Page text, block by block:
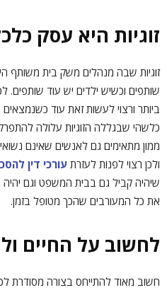
זוגיות היא עסק
זוגיות שבה מנהלים משק בית משותף
שותפים וכשיש ילדים יש עוד שותפים.
ביותר ורצוי לעשות זאת עוד
כלשהי שבגללה הזוגיות עלולה
ממון מתאימים גם לאנשים שאינם
ולכן רצוי לפנות לעזרת עורכי דין
שיהיה קביל גם בבית המשפט וגם יהיה
את כל המעורבים שהכך מטופל בזמן.
לחשוב על החיים
חשוב מאוד להתייחס בצורה מסודרת